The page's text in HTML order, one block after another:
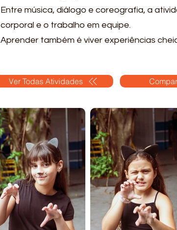
Entre música, diálogo e coreografia, a
corporal e o trabalho em equipe.
Aprender também é viver experiências
Ver Todas Atividades